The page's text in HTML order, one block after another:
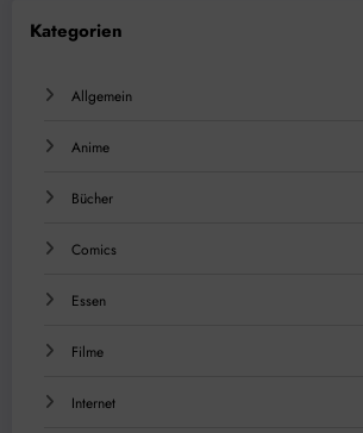
Kategorien
Allgemein
Anime
Bücher
Comics
Essen
Filme
Internet